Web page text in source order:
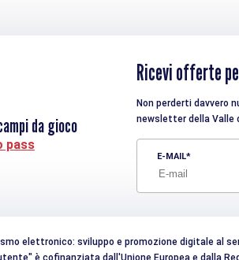
da gioco
pass
Ricevi offerte
Non perderti davvero
newsletter della Valle
E-MAIL
elettronico: sviluppo e promozione digitale al